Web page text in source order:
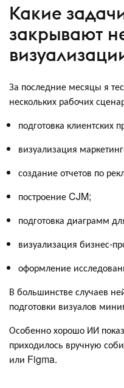
Какие
закрывают
За последние месяцы я
нескольких рабочих
подготовка клиентских
визуализация
создание отчетов по
построение CJM;
подготовка диаграмм
визуализация бизнес-
оформление
В большинстве случаев
подготовки визуалов
Особенно хорошо ИИ
приходилось вручную
или Figma.